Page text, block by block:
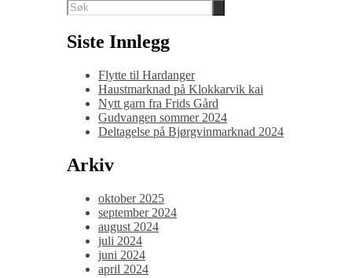
Siste Innlegg
Flytte til Hardanger
Haustmarknad på Klokkarvik kai
Nytt garn fra Frids Gård
Gudvangen sommer 2024
Deltagelse på Bjørgvinmarknad 2024
Arkiv
oktober 2025
september 2024
august 2024
juli 2024
juni 2024
april 2024